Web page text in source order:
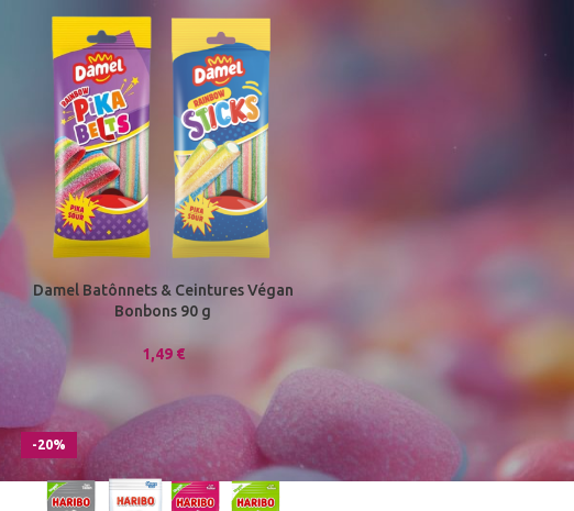
Damel Batônnets & Ceintures Végan
Bonbons 90 g
1,49 €
-20%